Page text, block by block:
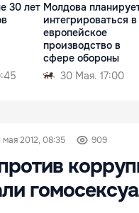
30 лет Молдова
интегрироваться в
европейское
производство в
сфере обороны
30 Мая. 17:00
мая 2012, 08:35 909